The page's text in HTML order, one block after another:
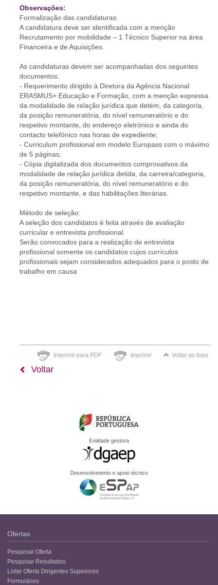
Observações:
Formalização das candidaturas:
A candidatura deve ser identificada com a menção
Recrutamento por mobilidade – 1 Técnico Superior na área
Financeira e de Aquisições.
As candidaturas devem ser acompanhadas dos seguintes
documentos:
- Requerimento dirigido à Diretora da Agência Nacional
ERASMUS+ Educação e Formação, com a menção expressa
da modalidade de relação jurídica que detém, da categoria,
da posição remuneratória, do nível remuneratório e do
respetivo montante, do endereço eletrónico e ainda do
contacto telefónico nas horas de expediente;
- Curriculum profissional em modelo Europass com o máximo
de 5 páginas;
- Cópia digitalizada dos documentos comprovativos da
modalidade de relação jurídica detida, da carreira/categoria,
da posição remuneratória, do nível remuneratório e do
respetivo montante, e das habilitações literárias.
Método de seleção:
A seleção dos candidatos é feita através de avaliação
curricular e entrevista profissional.
Serão convocados para a realização de entrevista
profissional somente os candidatos cujos currículos
profissionais sejam considerados adequados para o posto de
trabalho em causa
Imprimir para PDF Imprimir Voltar ao topo
Voltar
Entidade gestora
Desenvolvimento e apoio técnico
Ofertas
Pesquisar Oferta
Pesquisar Resultados
Listar Oferta Dirigentes Superiores
Formulários